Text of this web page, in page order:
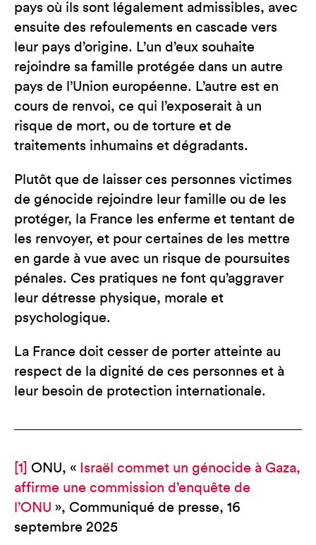
pays où ils sont légalement admissibles, avec
ensuite des refoulements en cascade vers
leur pays d’origine. L’un d’eux souhaite
rejoindre sa famille protégée dans un autre
pays de l’Union européenne. L’autre est en
cours de renvoi, ce qui l’exposerait à un
risque de mort, ou de torture et de
traitements inhumains et dégradants.
Plutôt que de laisser ces personnes victimes
de génocide rejoindre leur famille ou de les
protéger, la France les enferme et tentant de
les renvoyer, et pour certaines de les mettre
en garde à vue avec un risque de poursuites
pénales. Ces pratiques ne font qu’aggraver
leur détresse physique, morale et
psychologique.
La France doit cesser de porter atteinte au
respect de la dignité de ces personnes et à
leur besoin de protection internationale.
[1] ONU, « Israël commet un génocide à Gaza,
affirme une commission d’enquête de
l’ONU », Communiqué de presse, 16
septembre 2025